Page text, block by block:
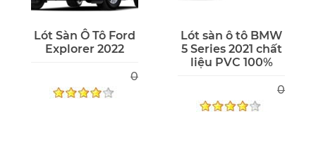
Lót Sàn Ô Tô Ford
Explorer 2022
0
Lót sàn ô tô BMW
5 Series 2021 chất
liệu PVC 100%
0